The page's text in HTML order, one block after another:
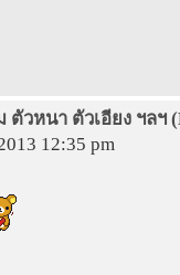
วหนา ตัวเอียง ฯลฯ
12:35 pm